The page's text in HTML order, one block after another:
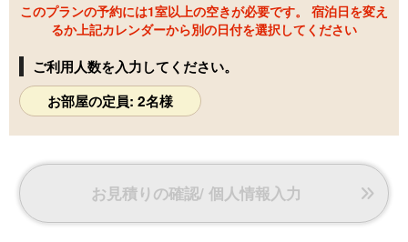
このプランの予約には1室以上の空きが必要です。 宿泊日を変え
るか上記カレンダーから別の日付を選択してください
ご利用人数を入力してください。
お部屋の定員: 2名様
お見積りの確認/ 個人情報入力